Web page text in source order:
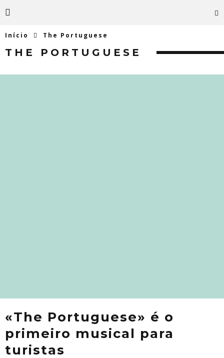
Início The Portuguese
THE PORTUGUESE
«The Portuguese» é o
primeiro musical para
turistas